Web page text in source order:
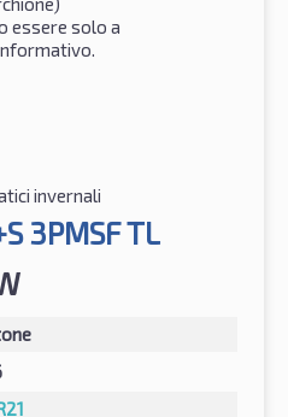
essere solo a
invernali
3PMSF TL